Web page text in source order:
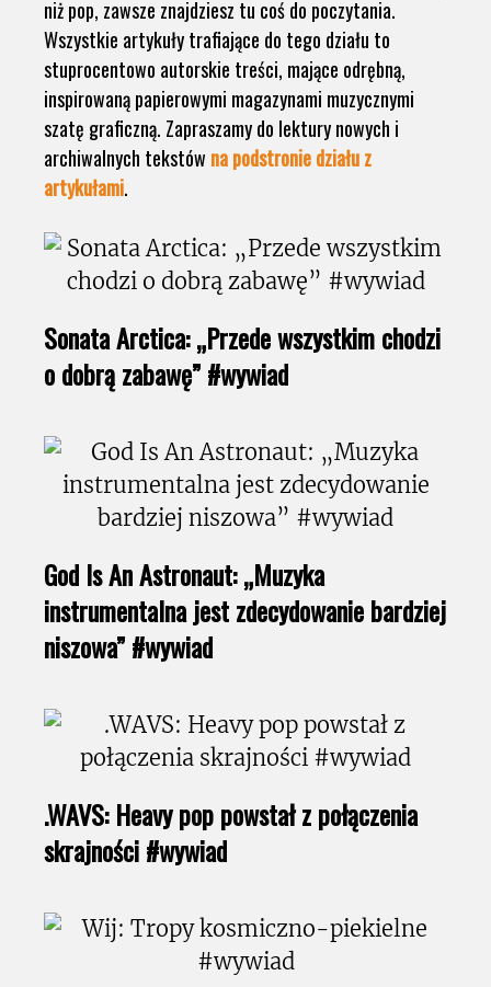
niż pop, zawsze znajdziesz tu coś do poczytania.
Wszystkie artykuły trafiające do tego działu to
stuprocentowo autorskie treści, mające odrębną,
inspirowaną papierowymi magazynami muzycznymi
szatę graficzną. Zapraszamy do lektury nowych i
archiwalnych tekstów na podstronie działu z
artykułami.
Sonata Arctica: „Przede wszystkim chodzi
o dobrą zabawę” #wywiad
God Is An Astronaut: „Muzyka
instrumentalna jest zdecydowanie bardziej
niszowa” #wywiad
.WAVS: Heavy pop powstał z połączenia
skrajności #wywiad